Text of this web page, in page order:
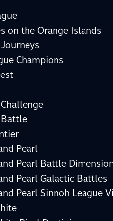
on the Orange Islands
Champions
Pearl
Pearl Battle
Pearl Galactic Battles
Pearl Sinnoh League